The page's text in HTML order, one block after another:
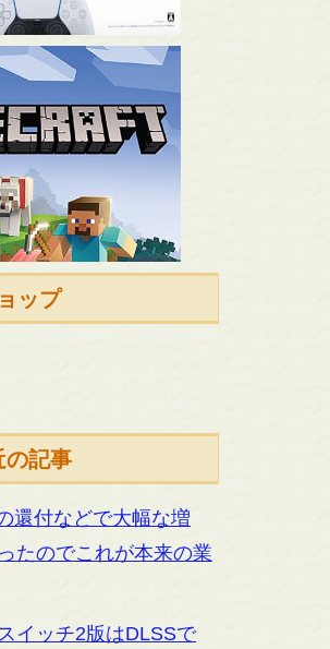
ップ
の記事
還付などで大幅な増
たのでこれが本来の業
イッチ2版はDLSSで